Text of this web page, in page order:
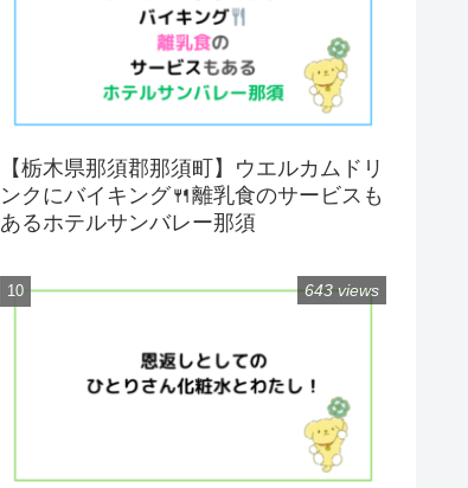
【栃木県那須郡那須町】ウエルカムドリ
ンクにバイキング🍴離乳食のサービスも
あるホテルサンバレー那須
643 views